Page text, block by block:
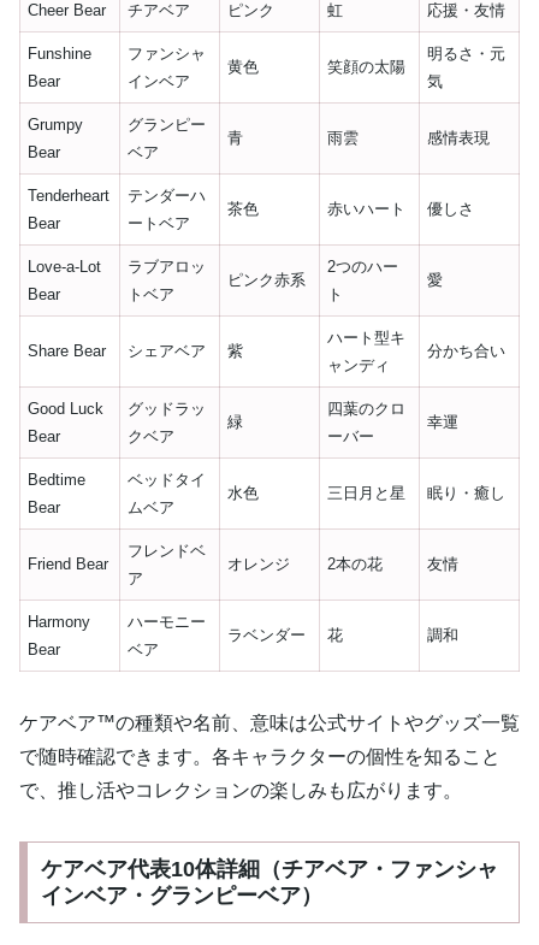
Cheer Bear チアベア ピンク 虹 応援・友情
Funshine
Bear
ファンシャ
インベア
黄色 笑顔の太陽
明るさ・元
気
Grumpy
Bear
グランピー
ベア
青 雨雲 感情表現
Tenderheart
Bear
テンダーハ
ートベア
茶色 赤いハート 優しさ
Love-a-Lot
Bear
ラブアロッ
トベア
ピンク赤系
2つのハー
ト
愛
Share Bear シェアベア 紫
ハート型キ
ャンディ
分かち合い
Good Luck
Bear
グッドラッ
クベア
緑
四葉のクロ
ーバー
幸運
Bedtime
Bear
ベッドタイ
ムベア
水色 三日月と星 眠り・癒し
Friend Bear
フレンドベ
ア
オレンジ 2本の花 友情
Harmony
Bear
ハーモニー
ベア
ラベンダー 花 調和
ケアベア™の種類や名前、意味は公式サイトやグッズ一覧
で随時確認できます。各キャラクターの個性を知ること
で、推し活やコレクションの楽しみも広がります。
ケアベア代表10体詳細（チアベア・ファンシャ
インベア・グランピーベア）